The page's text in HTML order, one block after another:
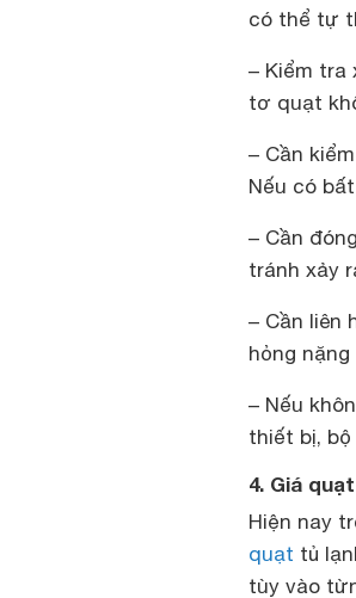
có thể tự
– Kiểm tra
tơ quạt
– Cần
Nếu có
– Cần
tránh xảy
– Cần liên
hỏng nặng
– Nếu
thiết bị,
4. Giá
Hiện nay
quạt tủ
tùy vào